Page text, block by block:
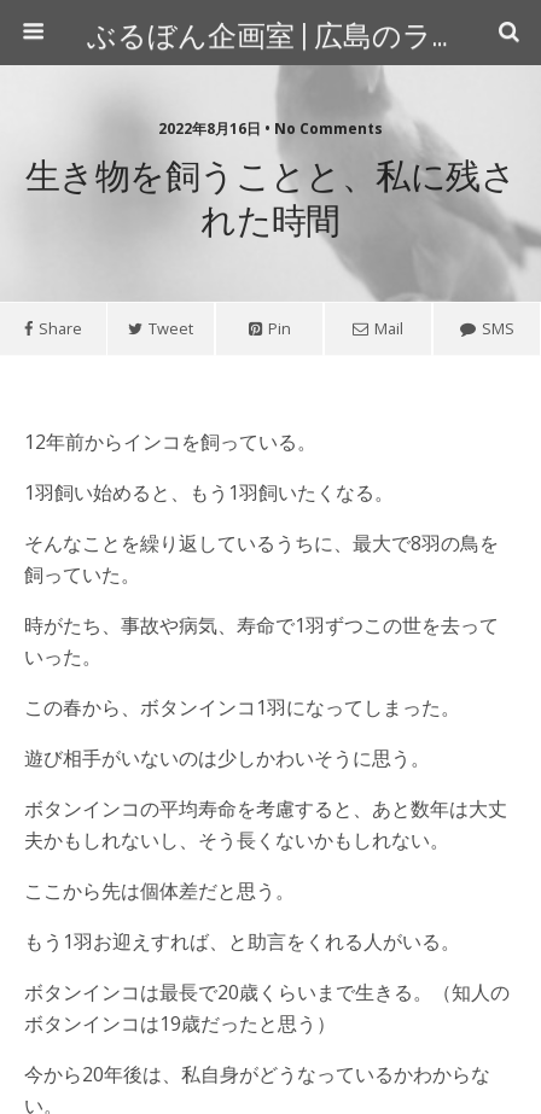
ぶるぼん企画室 | 広島のライター＆カメラマン
2022年8月16日 • No Comments
生き物を飼うことと、私に残さ
れた時間
Share Tweet Pin Mail SMS
12年前からインコを飼っている。
1羽飼い始めると、もう1羽飼いたくなる。
そんなことを繰り返しているうちに、最大で8羽の鳥を
飼っていた。
時がたち、事故や病気、寿命で1羽ずつこの世を去って
いった。
この春から、ボタンインコ1羽になってしまった。
遊び相手がいないのは少しかわいそうに思う。
ボタンインコの平均寿命を考慮すると、あと数年は大丈
夫かもしれないし、そう長くないかもしれない。
ここから先は個体差だと思う。
もう1羽お迎えすれば、と助言をくれる人がいる。
ボタンインコは最長で20歳くらいまで生きる。（知人の
ボタンインコは19歳だったと思う）
今から20年後は、私自身がどうなっているかわからな
い。